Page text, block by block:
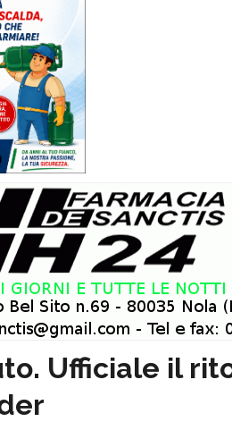
Ufficiale il